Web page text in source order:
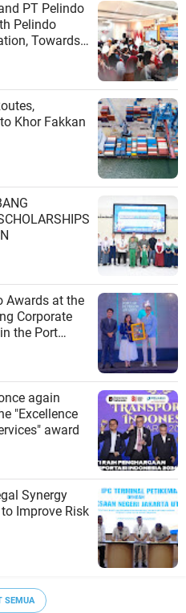
PT Pelindo
Pelindo
Towards
Khor Fakkan
Corporate
the Port
again
"Excellence
award
Synergy
Improve Risk
SEMUA